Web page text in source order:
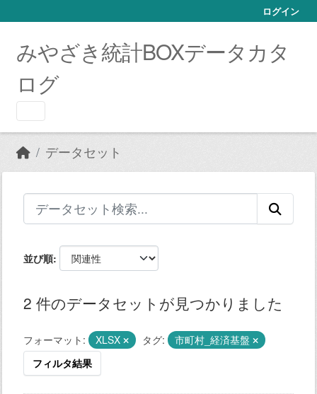
ログイン
みやざき統計BOXデータカタ
ログ
データセット
並び順
2 件のデータセットが見つかりました
フォーマット: XLSX タグ:
市町村_経済基盤
フィルタ結果